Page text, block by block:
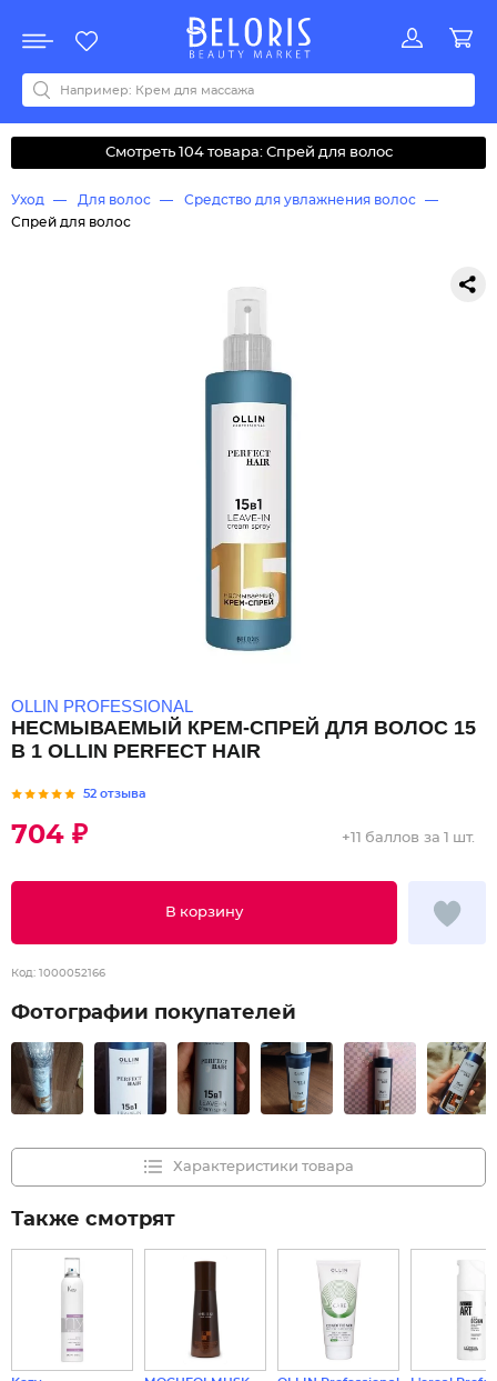
Акции
Все бренды
0-9ABCDEFGHIJKLMNOPQRSTUVWYZАБВДЗИМОКЛНПРСТУФ
Смотреть 104 товара: Спрей для волос
Уход Для волос
Средство для увлажнения волос
Спрей для волос
OLLIN PROFESSIONAL
НЕСМЫВАЕМЫЙ КРЕМ-СПРЕЙ ДЛЯ ВОЛОС 15
В 1 OLLIN PERFECT HAIR
52 отзыва
704 ₽
В корзину
+11 баллов за 1 шт.
Код: 1000052166
Фотографии покупателей
Характеристики товара
Также смотрят